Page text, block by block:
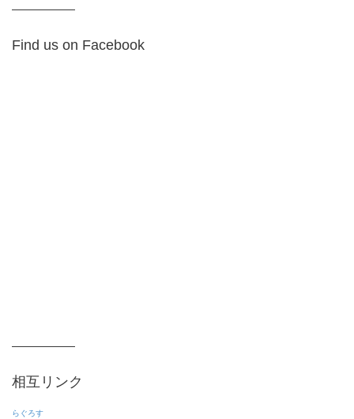
Find us on Facebook
相互リンク
らぐろす